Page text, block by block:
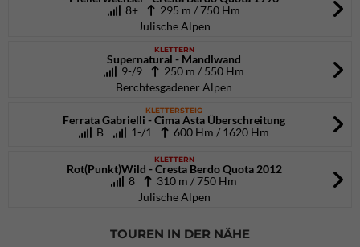
8+
295 m / 750 Hm
Julische Alpen
KLETTERN
Supernatural - Mandlwand
9-/9
250 m / 550 Hm
Berchtesgadener Alpen
KLETTERSTEIG
Ferrata Gabrielli - Cima Asta Überschreitung
B
1-/1 600 Hm / 1620 Hm
KLETTERN
Rot(Punkt)Wild - Cresta Berdo Quota 2012
8
310 m / 750 Hm
Julische Alpen
TOUREN IN DER NÄHE